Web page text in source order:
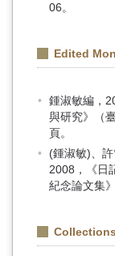
06。
Edited
鍾淑敏編，
與研究》（
頁。
(鍾淑敏)、
2008，《日
紀念論文集